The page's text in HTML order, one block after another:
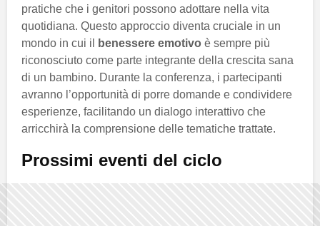
pratiche che i genitori possono adottare nella vita
quotidiana. Questo approccio diventa cruciale in un
mondo in cui il
benessere emotivo è sempre più
riconosciuto come parte integrante della crescita sana
di un bambino. Durante la conferenza, i partecipanti
avranno l’opportunità di porre domande e condividere
esperienze, facilitando un dialogo interattivo che
arricchirà la comprensione delle tematiche trattate.
Prossimi eventi del ciclo